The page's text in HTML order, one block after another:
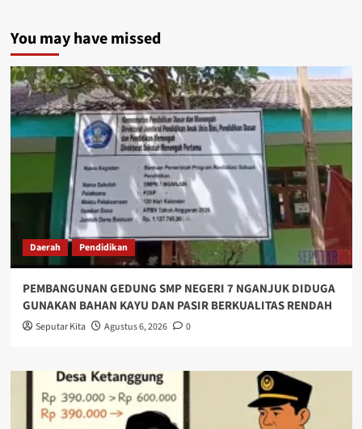
You may have missed
Daerah Pendidikan
PEMBANGUNAN GEDUNG SMP NEGERI 7 NGANJUK DIDUGA
GUNAKAN BAHAN KAYU DAN PASIR BERKUALITAS RENDAH
Seputar Kita Agustus 6, 2026 0